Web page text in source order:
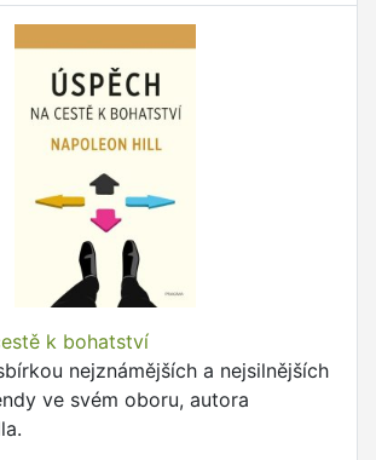
k bohatství
nejznámějších a nejsilnějších
ve svém oboru, autora